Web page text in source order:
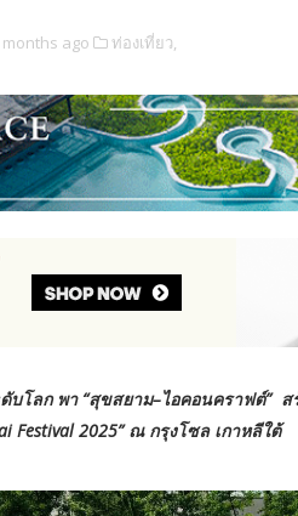
months ago ท่องเที่ยว,
บโลก พา “สุขสยาม–ไอคอนคราฟต์” ส
Festival 2025” ณ กรุงโซล เกาหลีใต้